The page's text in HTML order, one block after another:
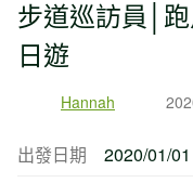
步道巡訪員│
日遊
Hannah
出發日期
2020/01/01